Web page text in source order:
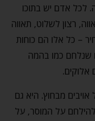
לכל אדם יש בתוכו
רצון לשלוט, תאווה
– כל אלו הם כוחות
שנלחם כמו בהמה
מבחוץ. היא גם
על המוסר, על